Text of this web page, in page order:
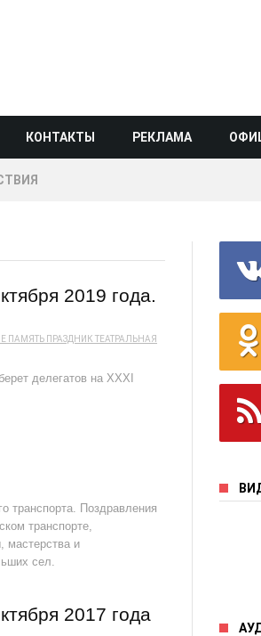
КОНТАКТЫ РЕКЛАМА
2019 года.
ПАМЯТЬ ПРАЗДНИК ТЕАТРАЛЬНАЯ
делегатов на XXXI
транспорта. Поздравления
транспорте,
мастерства и
сел.
2017 года